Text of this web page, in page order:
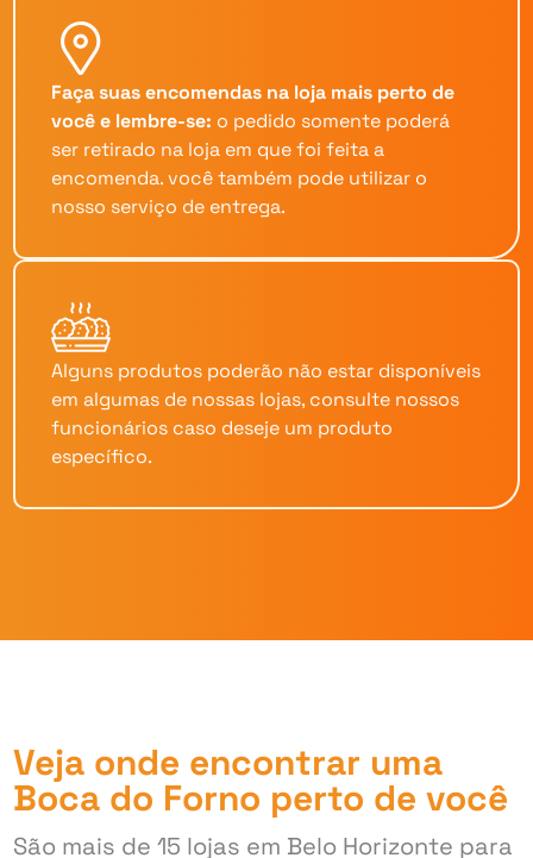
Faça suas encomendas na loja mais perto de
você e lembre-se: o pedido somente poderá
ser retirado na loja em que foi feita a
encomenda. você também pode utilizar o
nosso serviço de entrega.
Alguns produtos poderão não estar disponíveis
em algumas de nossas lojas, consulte nossos
funcionários caso deseje um produto
específico.
Veja onde encontrar uma
Boca do Forno perto de você
São mais de 15 lojas em Belo Horizonte para